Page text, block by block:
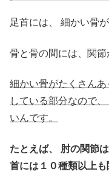
足首には、 細かい骨
骨と骨の間には、関節
細かい骨がたくさんあ
している部分なので、
いんです。
たとえば、 肘の関節
首には１０種類以上も